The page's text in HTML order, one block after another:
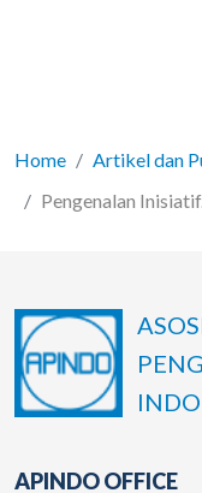
Home
Artikel dan
Pengenalan
APINDO OFFICE